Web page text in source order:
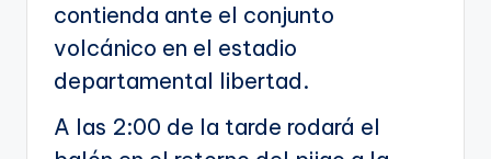
contienda ante el conjunto
volcánico en el estadio
departamental libertad.
A las 2:00 de la tarde rodará el